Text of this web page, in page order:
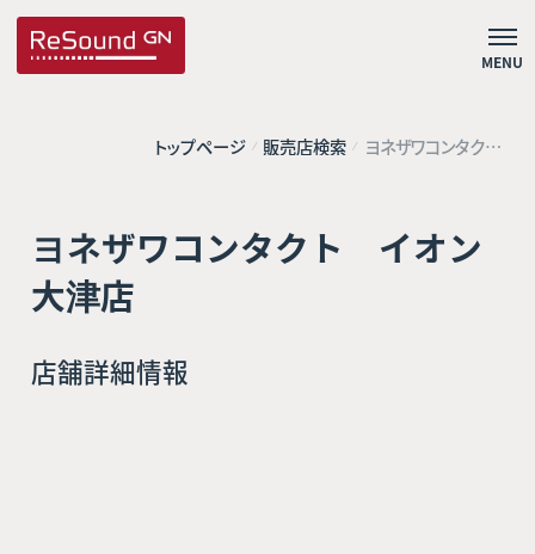
MENU
トップページ 販売店検索 ヨネザワコンタク
ト イオン大津店
ヨネザワコンタクト イオン
大津店
店舗詳細情報